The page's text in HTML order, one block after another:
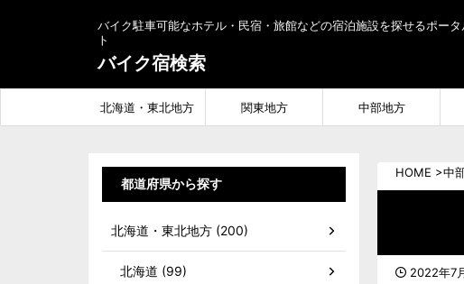
バイク駐車可能なホテル・民宿・旅館などの宿泊施設を探せるポータ
ト
バイク宿検索
北海道・東北地方 関東地方 中部地方
HOME >中
2022年7
都道府県から探す
北海道・東北地方 (200)
北海道 (99)